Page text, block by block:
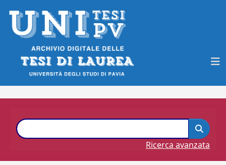
Ricerca avanzata